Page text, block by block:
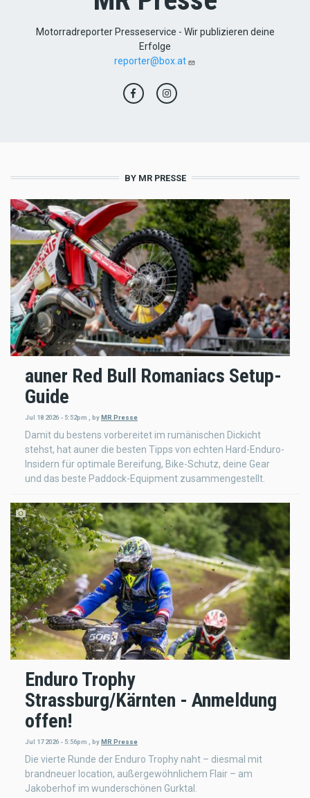
Motorradreporter Presseservice - Wir publizieren deine
Erfolge
reporter@box.at
BY MR PRESSE
auner Red Bull Romaniacs Setup-
Guide
Jul 18 2026 - 5:52pm byMR Presse
Damit du bestens vorbereitet im rumänischen Dickicht
stehst, hat auner die besten Tipps von echten Hard-Enduro-
Insidern für optimale Bereifung, Bike-Schutz, deine Gear
und das beste Paddock-Equipment zusammengestellt.
Enduro Trophy
Strassburg/Kärnten - Anmeldung
offen!
Jul 17 2026 - 5:56pm byMR Presse
Die vierte Runde der Enduro Trophy naht – diesmal mit
brandneuer location, außergewöhnlichem Flair – am
Jakoberhof im wunderschönen Gurktal.